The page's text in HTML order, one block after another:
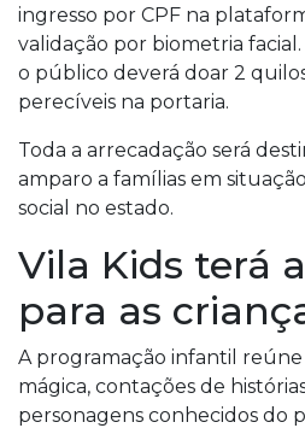
ingresso por CPF na
validação por biometria
o público deverá doar 2
perecíveis na portaria.
Toda a arrecadação será
amparo a famílias em
social no estado.
Vila Kids terá
para as
A programação infantil
mágica, contações de
personagens conhecidos do